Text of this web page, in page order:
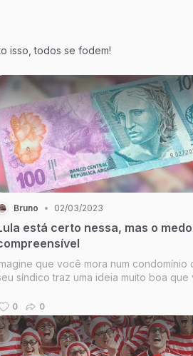
isso, todos se fodem!
Bruno • 02/03/2023
está certo nessa, mas o
que você mora num condomínio
síndico traz uma ideia muito boa que
0 0